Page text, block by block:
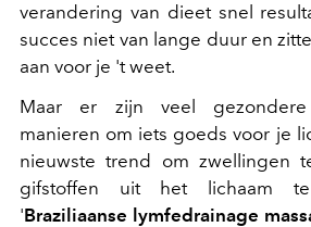
verandering van dieet snel
succes niet van lange duur en
aan voor je 't weet.
Maar er zijn veel
manieren om iets goeds voor je
nieuwste trend om zwellingen
gifstoffen uit het lichaam
'Braziliaanse lymfedrainage